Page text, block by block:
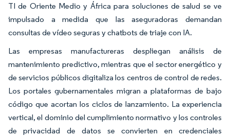
TI de Oriente Medio y África para soluciones de salud se ve
impulsado a medida que las aseguradoras demandan
consultas de vídeo seguras y chatbots de triaje con IA.
Las empresas manufactureras despliegan análisis de
mantenimiento predictivo, mientras que el sector energético y
de servicios públicos digitaliza los centros de control de redes.
Los portales gubernamentales migran a plataformas de bajo
código que acortan los ciclos de lanzamiento. La experiencia
vertical, el dominio del cumplimiento normativo y los controles
de privacidad de datos se convierten en credenciales